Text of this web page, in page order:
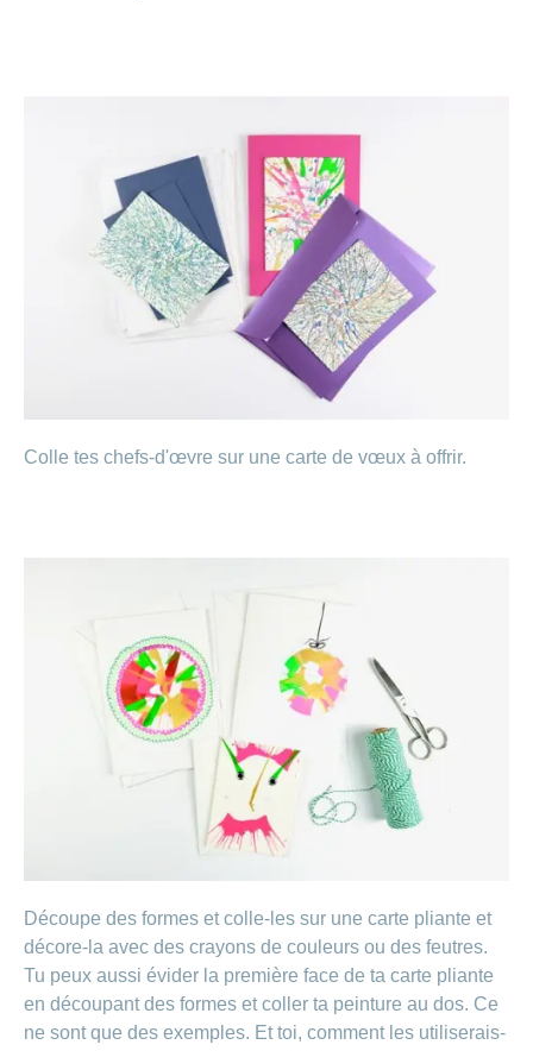
Colle tes chefs-d'œvre sur une carte de vœux à offrir.
Découpe des formes et colle-les sur une carte pliante et
décore-la avec des crayons de couleurs ou des feutres.
Tu peux aussi évider la première face de ta carte pliante
en découpant des formes et coller ta peinture au dos. Ce
ne sont que des exemples. Et toi, comment les utiliserais-